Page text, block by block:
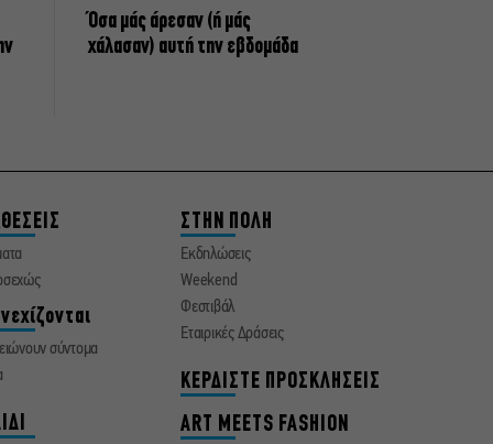
Όσα μάς άρεσαν (ή μάς
χάλασαν) αυτή την εβδομάδα
σύντομα
ΣΤΗΝ ΠΟΛΗ
Εκδηλώσεις
Weekend
Φεστιβάλ
Εταιρικές Δράσεις
ΚΕΡΔΙΣΤΕ ΠΡΟΣΚΛΗΣΕΙΣ
ART MEETS FASHION